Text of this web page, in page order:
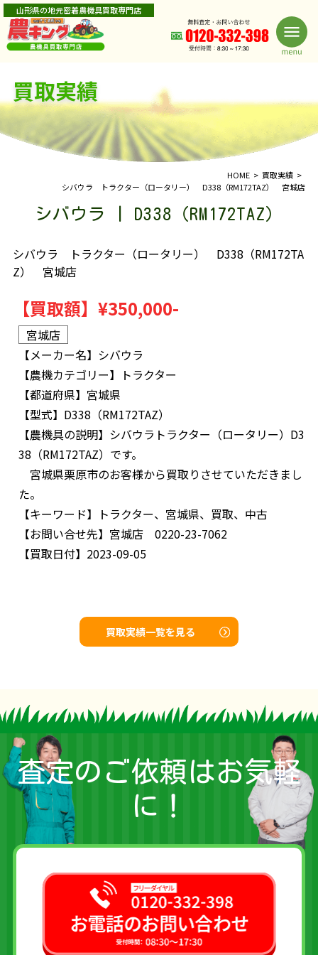
山形県の地元密着農機具買取専門店
買取実績
HOME
買取実績
シバウラ トラクター（ロータリー） D338（RM172TAZ） 宮城店
シバウラ | D338（RM172TAZ）
シバウラ トラクター（ロータリー） D338（RM172TA
Z） 宮城店
【買取額】 ¥350,000-
宮城店
【メーカー名】 シバウラ
【農機カテゴリー】
トラクター
【都道府県】 宮城県
【型式】 D338（RM172TAZ）
【農機具の説明】 シバウラトラクター（ロータリー）D3
38（RM172TAZ）です。
宮城県栗原市のお客様から買取りさせていただきまし
た。
【キーワード】
トラクター、宮城県、買取、中古
【お問い合せ先】 宮城店 0220-23-7062
【買取日付】 2023-09-05
買取実績一覧を見る
査定のご依頼はお気軽
に！